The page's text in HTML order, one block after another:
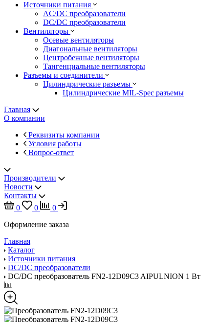
Источники питания
AC/DC преобразователи
DC/DC преобразователи
Вентиляторы
Осевые вентиляторы
Диагональные вентиляторы
Центробежные вентиляторы
Тангенциальные вентиляторы
Разъемы и соединители
Цилиндрические разъемы
Цилиндрические MIL-Spec разъемы
Главная
О компании
Реквизиты компании
Условия работы
Вопрос-ответ
Производители
Новости
Контакты
0
0
0
Оформление заказа
Главная
Каталог
Источники питания
DC/DC преобразователи
DC/DC преобразователь FN2-12D09C3 AIPULNION 1 Вт